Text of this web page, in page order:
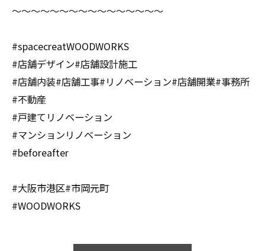
〜〜〜〜〜〜〜〜〜〜〜〜〜〜〜〜
#spacecreatWOODWORKS
#店舗デザイン#店舗設計施工
#店舗内装#店舗工事#リノベーション#店舗開業#事務所
#不動産
#戸建てリノベーション
#マンションリノベーション
#beforeafter
#大阪市港区#市岡元町
#WOODWORKS